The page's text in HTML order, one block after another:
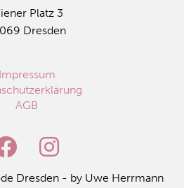
Platz 3
Dres­den
Impressum
AGB
Dres­den - by Uwe Herr­mann